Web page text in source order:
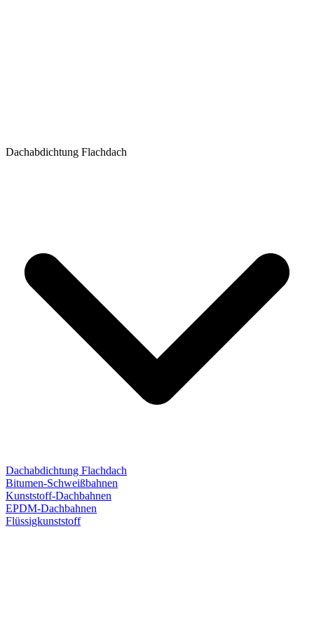
Dachabdichtung Flachdach
Dachabdichtung Flachdach
Bitumen-Schweißbahnen
Kunststoff-Dachbahnen
EPDM-Dachbahnen
Flüssigkunststoff